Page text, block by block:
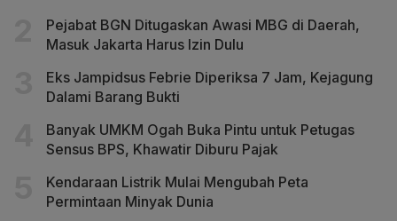
Pejabat BGN Ditugaskan Awasi MBG di Daerah,
Masuk Jakarta Harus Izin Dulu
Eks Jampidsus Febrie Diperiksa 7 Jam, Kejagung
Dalami Barang Bukti
Banyak UMKM Ogah Buka Pintu untuk Petugas
Sensus BPS, Khawatir Diburu Pajak
Kendaraan Listrik Mulai Mengubah Peta
Permintaan Minyak Dunia